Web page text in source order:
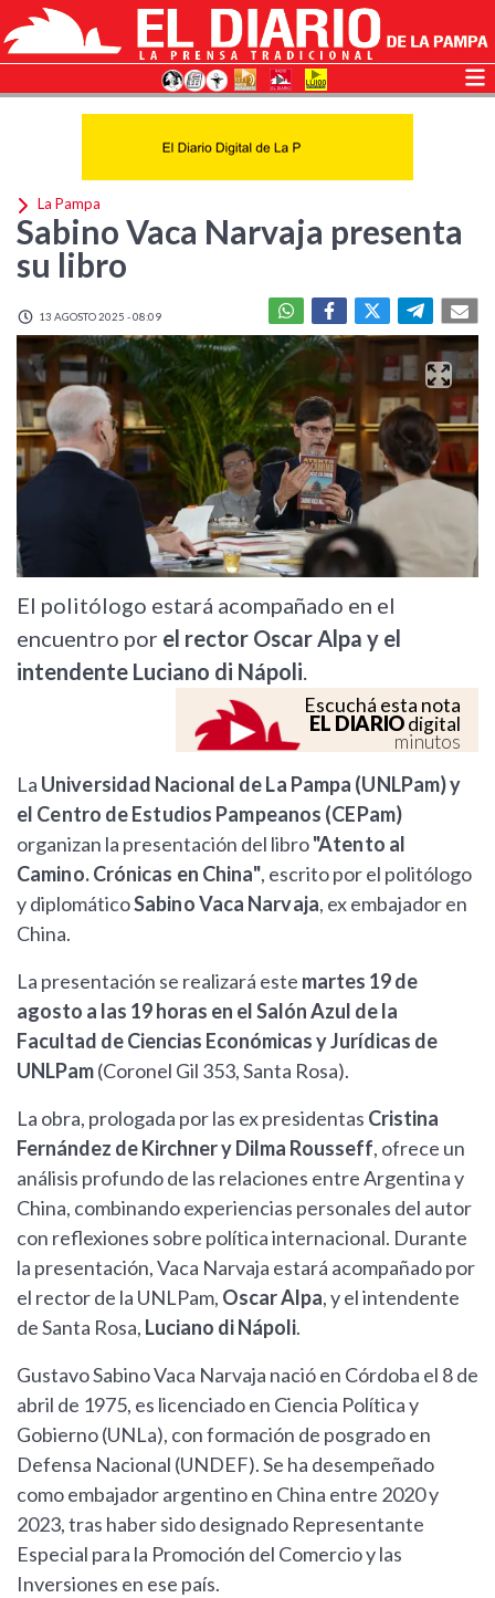
La Pampa
Sabino Vaca Narvaja presenta
su libro
13 AGOSTO 2025 - 08:09
El politólogo estará acompañado en el
encuentro por el rector Oscar Alpa y el
intendente Luciano di Nápoli.
Escuchá esta nota
EL DIARIOdigital
minutos
La Universidad Nacional de La Pampa (UNLPam) y
el Centro de Estudios Pampeanos (CEPam)
organizan la presentación del libro"Atento al
Camino. Crónicas en China", escrito por el politólogo
y diplomáticoSabino Vaca Narvaja, ex embajador en
China.
La presentación se realizará este martes 19 de
agosto a las 19 horas en el Salón Azul de la
Facultad de Ciencias Económicas y Jurídicas de
UNLPam(Coronel Gil 353, Santa Rosa).
La obra, prologada por las ex presidentas Cristina
Fernández de Kirchner y Dilma Rousseff, ofrece un
análisis profundo de las relaciones entre Argentina y
China, combinando experiencias personales del autor
con reflexiones sobre política internacional. Durante
la presentación, Vaca Narvaja estará acompañado por
el rector de la UNLPam, Oscar Alpa, y el intendente
de Santa Rosa, Luciano di Nápoli.
Gustavo Sabino Vaca Narvaja nació en Córdoba el 8 de
abril de 1975, es licenciado en Ciencia Política y
Gobierno (UNLa), con formación de posgrado en
Defensa Nacional (UNDEF). Se ha desempeñado
como embajador argentino en China entre 2020 y
2023, tras haber sido designado Representante
Especial para la Promoción del Comercio y las
Inversiones en ese país.